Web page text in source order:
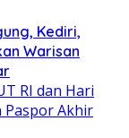
Kediri,
Warisan